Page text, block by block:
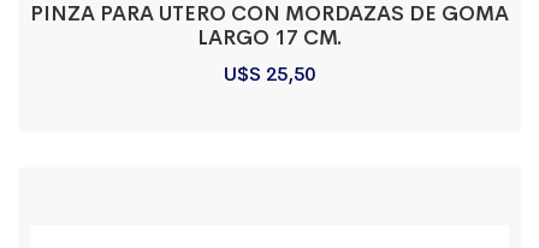
PINZA PARA UTERO CON MORDAZAS DE GOMA
LARGO 17 CM.
U$S 25,50